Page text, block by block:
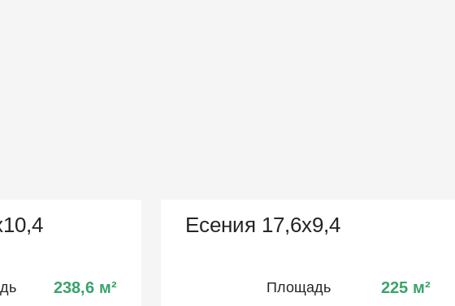
238,6 м²
Есения 17,6х9,4
Площадь 225 м²